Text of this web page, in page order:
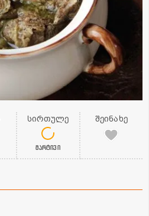
სირთულე
მარტივი
შეინახე